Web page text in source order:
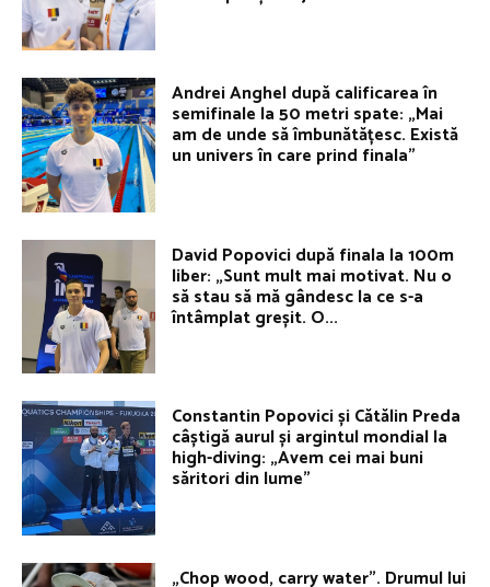
Andrei Anghel după calificarea în
semifinale la 50 metri spate: „Mai
am de unde să îmbunătățesc. Există
un univers în care prind finala”
David Popovici după finala la 100m
liber: „Sunt mult mai motivat. Nu o
să stau să mă gândesc la ce s-a
întâmplat greșit. O...
Constantin Popovici și Cătălin Preda
câștigă aurul și argintul mondial la
high-diving: „Avem cei mai buni
săritori din lume”
„Chop wood, carry water”. Drumul lui